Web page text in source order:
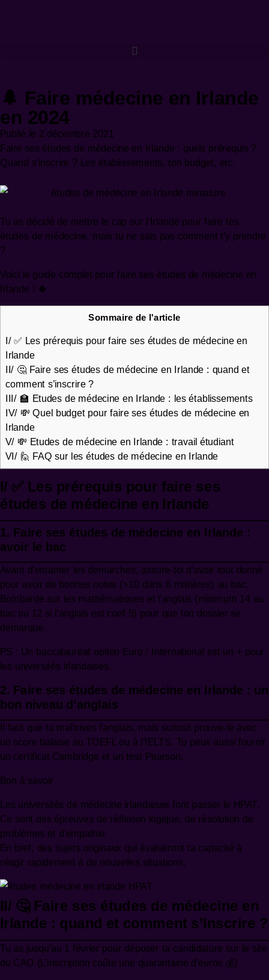
🌲 Faire médecine en Irlande
en 2024
Publié le 2 décembre 2021
Faire ses études de médecine en Irlande : quels prérequis ?
Quand s'inscrire ? Les établissements, ton budget, etc.
Tu as décidé de mettre le cap sur l’Irlande pour faire tes
études de médecine, mais tu ne sais pas comment t’y prendre
?
Voici le guide complet pour faire ses études de médecine en
Irlande ! 🍀
Sommaire de l'article
I/ ✅ Les prérequis pour faire ses études de médecine en
Irlande
II/ 🤔 Faire ses études de médecine en Irlande : quand et
comment s’inscrire ?
III/ 🏫 Etudes de médecine en Irlande : les établissements
IV/ 💸 Quel budget pour faire ses études de médecine en
Irlande
V/ 💸 Etudes de médecine en Irlande : travail étudiant
VI/ 🙋 FAQ sur les études de médecine en Irlande
I/ ✅ Les prérequis pour faire ses
études de médecine en Irlande
1. Faire ses études de médecine en Irlande :
avoir le bac
Avant d’entamer les démarches, assure-toi d’avoir tout donné
pour avoir de bonnes notes (>10 dans 6 matières) au bac.
Bombarde sur les mathématiques et l’anglais (minimum 14 au
bac ou 12 si l’anglais est coef 5) pour que ton dossier se
démarque.
PS : Un baccalauréat option Euro / International est un + pour
les universités irlandaises.
2. Faire ses études de médecine en Irlande : un
bon niveau d’anglais
Il faut que tu maîtrises l’anglais, mais surtout prouve-le avec
un score balaise au TOEFL ou à l’IELTS. Tu peux aussi fournir
un certificat Cambridge et un test Pearson.
Bon à savoir
Les universités de médecine irlandaises font passer le HPAT.
Ce sont des épreuves de réflexion logique, de résolution de
problèmes et d’empathie.
En bref, des sujets originaux qui évalueront ta capacité à
réagir rapidement à de nouvelles situations.
II/ 🤔 Faire ses études de médecine en
Irlande : quand et comment s’inscrire ?
Tu as jusqu’au 1 février pour déposer ta candidature sur le site
du CAO (L’inscription coûte une quarantaine d’euros 💰)